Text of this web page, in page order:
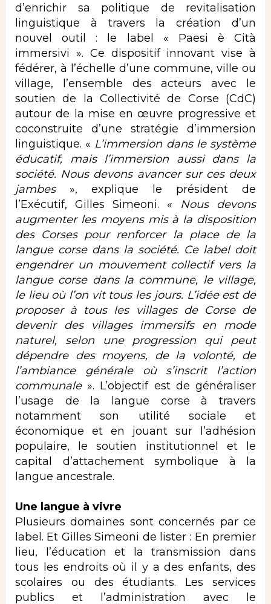
d’enrichir sa politique de revitalisation
linguistique à travers la création d’un
nouvel outil : le label « Paesi è Cità
immersivi ». Ce dispositif innovant vise à
fédérer, à l’échelle d’une commune, ville ou
village, l’ensemble des acteurs avec le
soutien de la Collectivité de Corse (CdC)
autour de la mise en œuvre progressive et
coconstruite d’une stratégie d’immersion
linguistique. « L’immersion dans le système
éducatif, mais l’immersion aussi dans la
société. Nous devons avancer sur ces deux
jambes », explique le président de
l’Exécutif, Gilles Simeoni. « Nous devons
augmenter les moyens mis à la disposition
des Corses pour renforcer la place de la
langue corse dans la société. Ce label doit
engendrer un mouvement collectif vers la
langue corse dans la commune, le village,
le lieu où l’on vit tous les jours. L’idée est de
proposer à tous les villages de Corse de
devenir des villages immersifs en mode
naturel, selon une progression qui peut
dépendre des moyens, de la volonté, de
l’ambiance générale où s’inscrit l’action
communale ». L’objectif est de généraliser
l’usage de la langue corse à travers
notamment son utilité sociale et
économique et en jouant sur l’adhésion
populaire, le soutien institutionnel et le
capital d’attachement symbolique à la
langue ancestrale.
Une langue à vivre
Plusieurs domaines sont concernés par ce
label. Et Gilles Simeoni de lister : En premier
lieu, l’éducation et la transmission dans
tous les endroits où il y a des enfants, des
scolaires ou des étudiants. Les services
publics et l’administration avec le